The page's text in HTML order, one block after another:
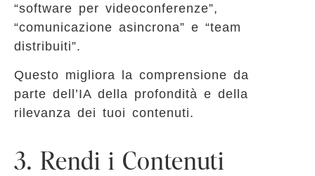
“software per videoconferenze”,
“comunicazione asincrona” e “team
distribuiti”.
Questo migliora la comprensione da
parte dell’IA della profondità e della
rilevanza dei tuoi contenuti.
3. Rendi i Contenuti